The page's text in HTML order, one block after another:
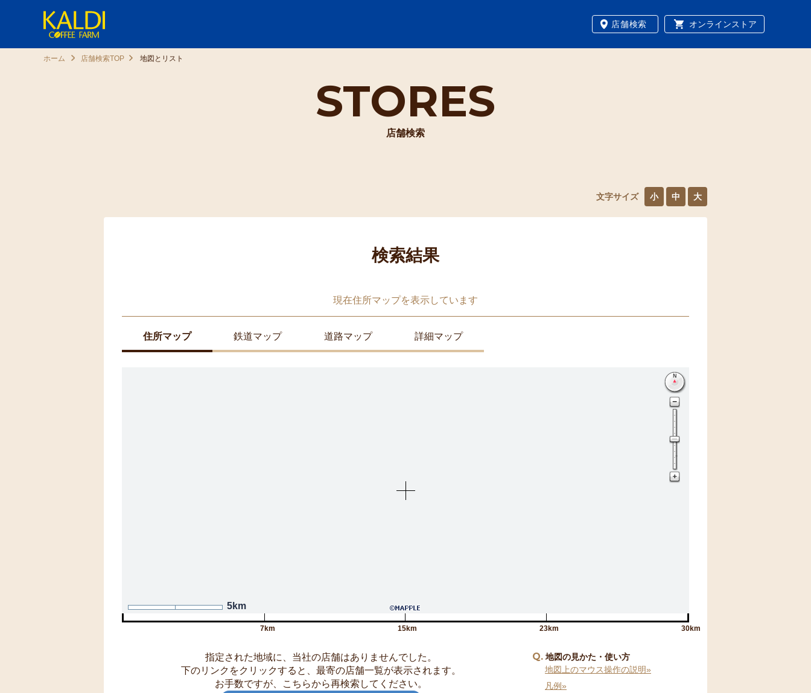
店舗検索 オンラインストア
STORES
店舗検索
ホーム 店舗検索TOP 地図とリスト
文字サイズ 小 中 大
検索結果
現在住所マップを表示しています
住所マップ 鉄道マップ 道路マップ 詳細マップ
5km
7km 15km 23km 30km
指定された地域に、当社の店舗はありませんでした。
下のリンクをクリックすると、最寄の店舗一覧が表示されます。
お手数ですが、こちらから再検索してください。
Q 地図の見かた・使い方
地図上のマウス操作の説明»
凡例»